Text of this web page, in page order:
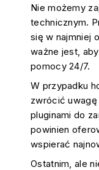
Nie możemy
technicznym.
się w najmniej
ważne jest,
pomocy 24/7.
W przypadku
zwrócić uwagę
pluginami do
powinien
wspierać
Ostatnim, ale